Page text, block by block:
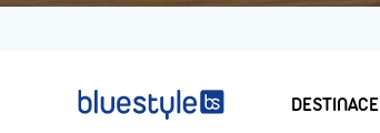
DESTINACE